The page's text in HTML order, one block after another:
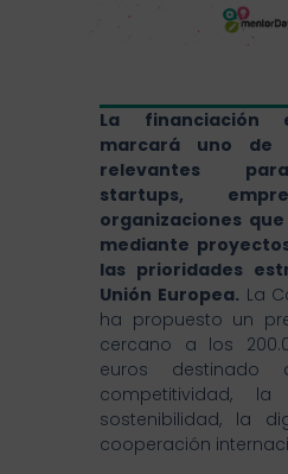
La financiación
marcará uno de
relevantes
startups,
organizaciones
mediante
las prioridades
Unión Europea. La
ha propuesto un
cercano a los
euros destinado
competitividad,
sostenibilidad, la
cooperación